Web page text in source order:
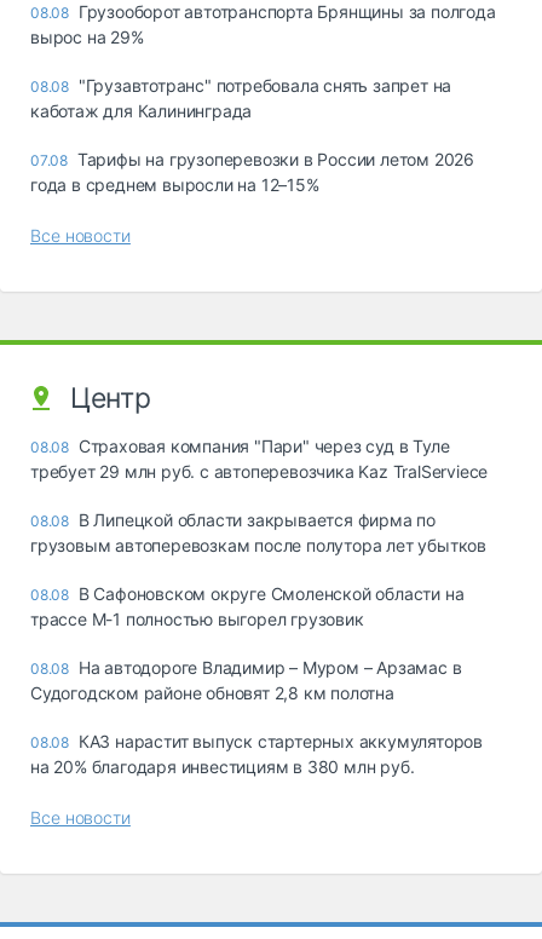
08.08 Грузооборот автотранспорта Брянщины за полгода
вырос на 29%
08.08 "Грузавтотранс" потребовала снять запрет на
каботаж для Калининграда
07.08 Тарифы на грузоперевозки в России летом 2026
года в среднем выросли на 12–15%
Все новости
Центр
08.08 Страховая компания "Пари" через суд в Туле
требует 29 млн руб. с автоперевозчика Kaz TralServiece
08.08 В Липецкой области закрывается фирма по
грузовым автоперевозкам после полутора лет убытков
08.08 В Сафоновском округе Смоленской области на
трассе М-1 полностью выгорел грузовик
08.08 На автодороге Владимир – Муром – Арзамас в
Судогодском районе обновят 2,8 км полотна
08.08 КАЗ нарастит выпуск стартерных аккумуляторов
на 20% благодаря инвестициям в 380 млн руб.
Все новости